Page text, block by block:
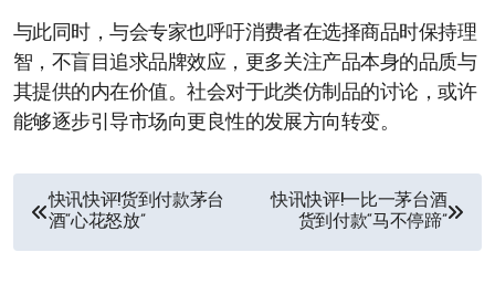
与此同时，与会专家也呼吁消费者在选择商品时保持理
智，不盲目追求品牌效应，更多关注产品本身的品质与
其提供的内在价值。社会对于此类仿制品的讨论，或许
能够逐步引导市场向更良性的发展方向转变。
文
章
快讯快评!货到付款茅台
酒“心花怒放”
快讯快评!一比一茅台酒
货到付款“马不停蹄”